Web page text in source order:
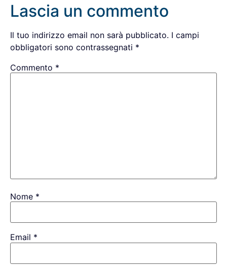
Lascia un commento
Il tuo indirizzo email non sarà pubblicato. I campi
obbligatori sono contrassegnati *
Commento *
Nome *
Email *